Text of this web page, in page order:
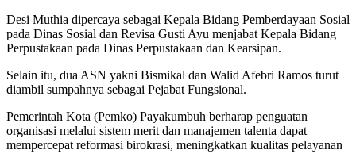
Desi Muthia dipercaya sebagai Kepala Bidang Pemberdayaan Sosial
pada Dinas Sosial dan Revisa Gusti Ayu menjabat Kepala Bidang
Perpustakaan pada Dinas Perpustakaan dan Kearsipan.
Selain itu, dua ASN yakni Bismikal dan Walid Afebri Ramos turut
diambil sumpahnya sebagai Pejabat Fungsional.
Pemerintah Kota (Pemko) Payakumbuh berharap penguatan
organisasi melalui sistem merit dan manajemen talenta dapat
mempercepat reformasi birokrasi, meningkatkan kualitas pelayanan